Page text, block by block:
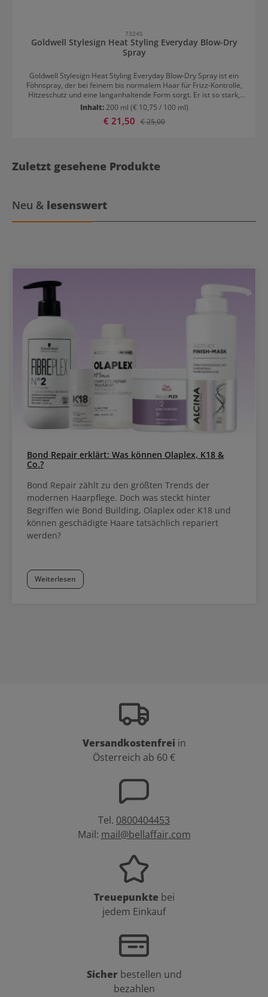
73245
Goldwell Stylesign Heat Styling Everyday Blow-Dry
Spray
Goldwell Stylesign Heat Styling Everyday Blow-Dry Spray ist ein
Föhnspray, der bei feinem bis normalem Haar für Frizz-Kontrolle,
Hitzeschutz und eine langanhaltende Form sorgt. Er ist so stark,
wie man es sonst nur von einem Volumen-Schaum gewohnt ist,
lässt sich als Spray jedoch einfacher anwenden. Der Spray
erleichtert nicht nur das Föhnen, sondern auch das Bürsten der
abbaubar. 75% der Verpackung besteht aus PCR-Material. Durch
die kleinere Deckelkappe wird weniger Kunststoff eingesetzt.
Inhalt:200 ml (€ 10,75 / 100 ml)
Verkaufspreis:
€ 21,50 Regulärer Preis:
€ 25,00
Zuletzt gesehene Produkte
Neu & lesenswert
Bond Repair erklärt: Was können Olaplex, K18 &
Co.?
Bond Repair zählt zu den größten Trends der
modernen Haarpflege. Doch was steckt hinter
Begriffen wie Bond Building, Olaplex oder K18 und
können geschädigte Haare tatsächlich repariert
werden?
Weiterlesen
Versandkostenfrei in
Österreich ab 60 €
Tel. 0800404453
Mail: mail@bellaffair.com
Treuepunkte bei
jedem Einkauf
Sicher bestellen und
bezahlen